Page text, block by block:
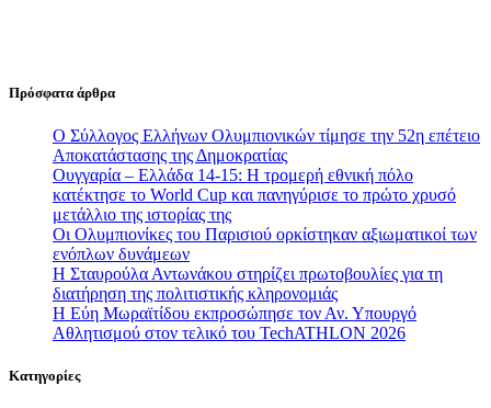
Πρόσφατα άρθρα
Ο Σύλλογος Ελλήνων Ολυμπιονικών τίμησε την 52η επέτειο
Αποκατάστασης της Δημοκρατίας
Ουγγαρία – Ελλάδα 14-15: Η τρομερή εθνική πόλο
κατέκτησε το World Cup και πανηγύρισε το πρώτο χρυσό
μετάλλιο της ιστορίας της
Οι Ολυμπιονίκες του Παρισιού ορκίστηκαν αξιωματικοί των
ενόπλων δυνάμεων
Η Σταυρούλα Αντωνάκου στηρίζει πρωτοβουλίες για τη
διατήρηση της πολιτιστικής κληρονομιάς
Η Εύη Μωραϊτίδου εκπροσώπησε τον Αν. Υπουργό
Αθλητισμού στον τελικό του TechATHLON 2026
Κατηγορίες